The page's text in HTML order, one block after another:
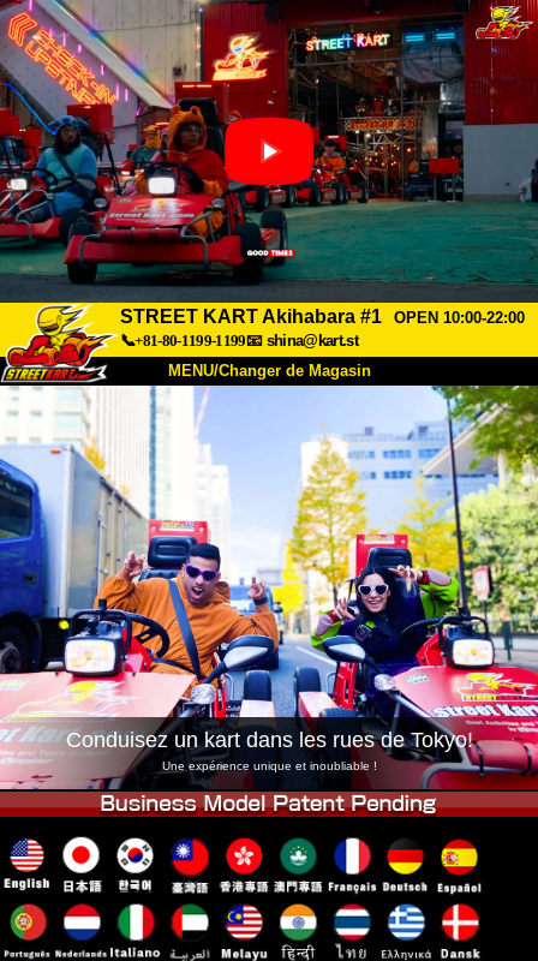
STREET KART Akihabara #1
OPEN 10:00-22:00
📞+81-80-1199-1199📧 shina@kart.st
MENU/Changer de Magasin
À Propos Caractéristiques Tarifs
Accès FAQ
Entreprise Réservation
Changer de Magasin
Tokyo Shinagawa Tokyo Akihabara#1
Tokyo Akihabara#2 Tokyo Shibuya
Tokyo Shibuya Annexe Baie de Tokyo
Tokyo Asakusa Osaka
Okinawa
Conduisez un kart dans les rues de Tokyo!
Une expérience unique et inoubliable !